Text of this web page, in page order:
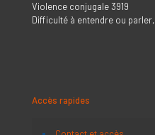
Violence conjugale 3919
Difficulté à entendre ou parler,
Accès rapides